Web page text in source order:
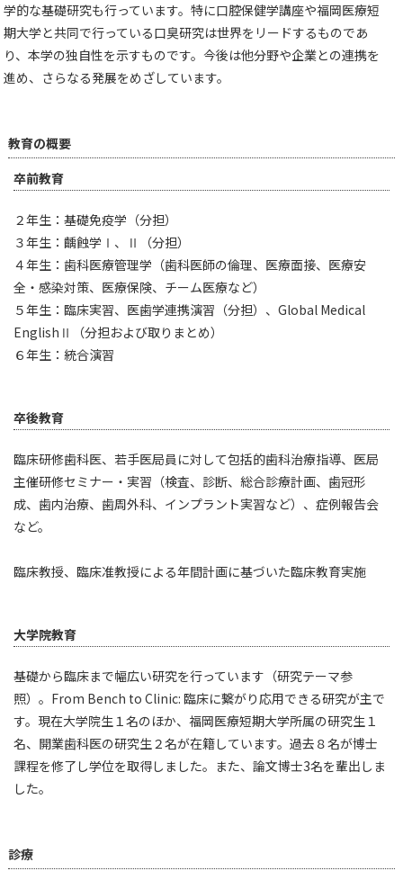
学的な基礎研究も行っています。特に口腔保健学講座や福岡医療短
期大学と共同で行っている口臭研究は世界をリードするものであ
り、本学の独自性を示すものです。今後は他分野や企業との連携を
進め、さらなる発展をめざしています。
教育の概要
卒前教育
２年生：基礎免疫学（分担）
３年生：齲蝕学Ⅰ、Ⅱ（分担）
４年生：歯科医療管理学（歯科医師の倫理、医療面接、医療安
全・感染対策、医療保険、チーム医療など）
５年生：臨床実習、医歯学連携演習（分担）、Global Medical
EnglishⅡ（分担および取りまとめ）
６年生：統合演習
卒後教育
臨床研修歯科医、若手医局員に対して包括的歯科治療指導、医局
主催研修セミナー・実習（検査、診断、総合診療計画、歯冠形
成、歯内治療、歯周外科、インプラント実習など）、症例報告会
など。
臨床教授、臨床准教授による年間計画に基づいた臨床教育実施
大学院教育
基礎から臨床まで幅広い研究を行っています（研究テーマ参
照）。From Bench to Clinic: 臨床に繋がり応用できる研究が主で
す。現在大学院生１名のほか、福岡医療短期大学所属の研究生１
名、開業歯科医の研究生２名が在籍しています。過去８名が博士
課程を修了し学位を取得しました。また、論文博士3名を輩出しま
した。
診療